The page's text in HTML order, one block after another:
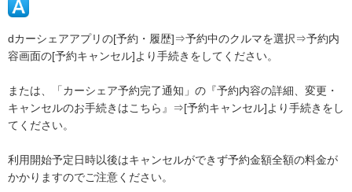
dカーシェアアプリの[予約・履歴]⇒予約中のクルマを選択⇒予約内
容画面の[予約キャンセル]より手続きをしてください。
または、「カーシェア予約完了通知」の『予約内容の詳細、変更・
キャンセルのお手続きはこちら』⇒[予約キャンセル]より手続きをし
てください。
利用開始予定日時以後はキャンセルができず予約金額全額の料金が
かかりますのでご注意ください。